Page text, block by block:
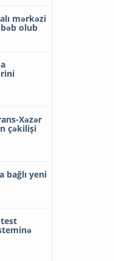
mərkəzi
olub
Xəzər
çəkilişi
bağlı yeni